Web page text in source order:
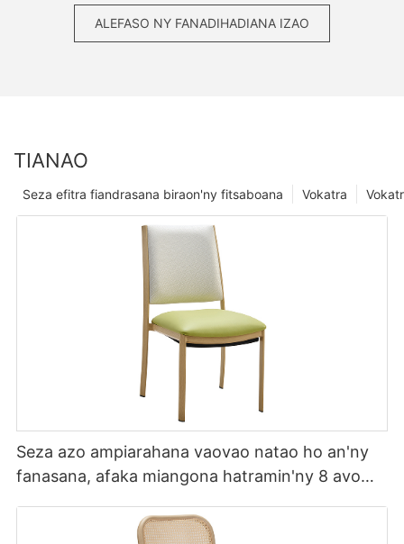
ALEFASO NY FANADIHADIANA IZAO
TIANAO
Vokatra
Seza efitra fiandrasana biraon'ny fitsaboana
Seza azo ampiarahana vaovao natao ho an'ny
fanasana, afaka miangona hatramin'ny 8 avo